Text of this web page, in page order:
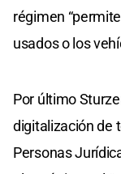
régimen
usados o los
Por último
digitalización de
Personas